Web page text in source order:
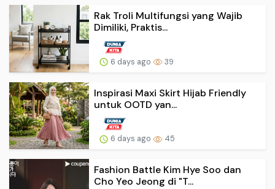
Rak Troli Multifungsi yang Wajib
Dimiliki, Praktis...
6 days ago 39
Inspirasi Maxi Skirt Hijab Friendly
untuk OOTD yan...
6 days ago 45
Fashion Battle Kim Hye Soo dan
Cho Yeo Jeong di "T...